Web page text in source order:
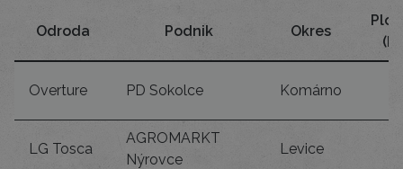
Odroda Podnik Okres
Overture PD Sokolce Komárno
LG Tosca
AGROMARKT
Nýrovce
Levice